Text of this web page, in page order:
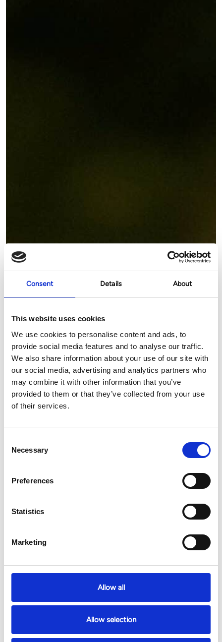
Consent Details About
This website uses cookies
We use cookies to personalise content and ads, to
provide social media features and to analyse our traffic.
We also share information about your use of our site with
our social media, advertising and analytics partners who
may combine it with other information that you’ve
provided to them or that they’ve collected from your use
of their services.
Selection
Necessary
Preferences
Statistics
Marketing
Allow all
Allow selection